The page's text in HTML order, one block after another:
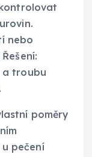
nebo
a troubu
poměry
pečení